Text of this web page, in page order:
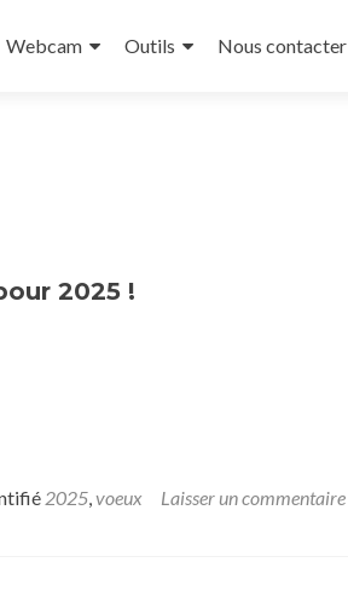
Webcam Outils Nous contacter
2025 !
2025,voeux Laisser un commentaire